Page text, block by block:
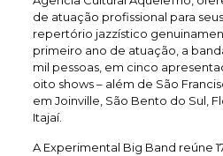
de atuação profissional para
repertório jazzístico
primeiro ano de atuação, a
mil pessoas, em cinco
oito shows – além de São
em Joinville, São Bento do Sul,
Itajaí.
A Experimental Big Band reúne